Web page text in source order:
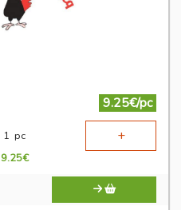
9.25€/pc
1 pc +
9.25€